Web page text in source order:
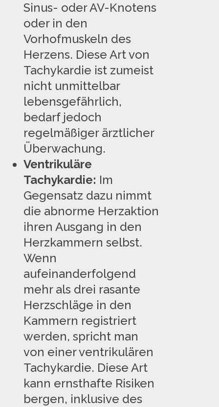
Sinus- oder AV-Knotens
oder in den
Vorhofmuskeln des
Herzens. Diese Art von
Tachykardie ist zumeist
nicht unmittelbar
lebensgefährlich,
bedarf jedoch
regelmäßiger ärztlicher
Überwachung.
Ventrikuläre
Tachykardie: Im
Gegensatz dazu nimmt
die abnorme Herzaktion
ihren Ausgang in den
Herzkammern selbst.
Wenn
aufeinanderfolgend
mehr als drei rasante
Herzschläge in den
Kammern registriert
werden, spricht man
von einer ventrikulären
Tachykardie. Diese Art
kann ernsthafte Risiken
bergen, inklusive des